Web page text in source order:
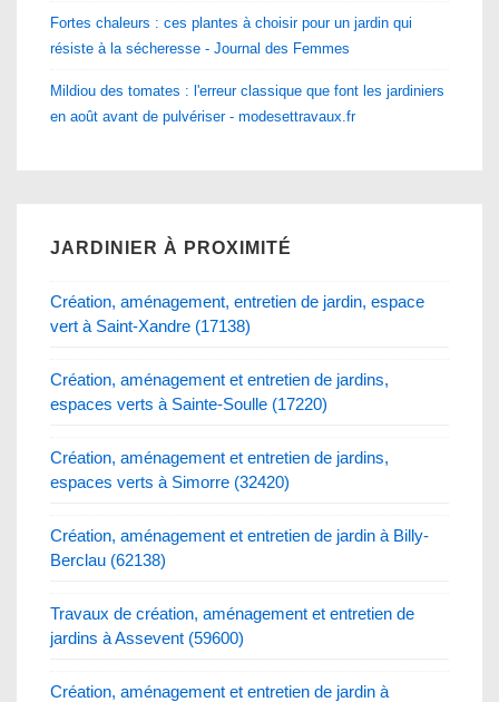
Fortes chaleurs : ces plantes à choisir pour un jardin qui
résiste à la sécheresse - Journal des Femmes
Mildiou des tomates : l'erreur classique que font les jardiniers
en août avant de pulvériser - modesettravaux.fr
JARDINIER À PROXIMITÉ
Création, aménagement, entretien de jardin, espace
vert à Saint-Xandre (17138)
Création, aménagement et entretien de jardins,
espaces verts à Sainte-Soulle (17220)
Création, aménagement et entretien de jardins,
espaces verts à Simorre (32420)
Création, aménagement et entretien de jardin à Billy-
Berclau (62138)
Travaux de création, aménagement et entretien de
jardins à Assevent (59600)
Création, aménagement et entretien de jardin à